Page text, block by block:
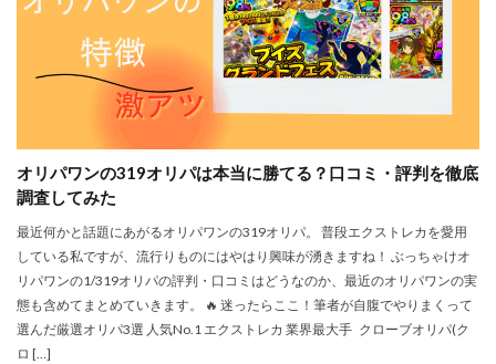
オリパワンの319オリパは本当に勝てる？口コミ・評判を徹底
調査してみた
最近何かと話題にあがるオリパワンの319オリパ。 普段エクストレカを愛用
している私ですが、流行りものにはやはり興味が湧きますね！ ぶっちゃけオ
リパワンの1/319オリパの評判・口コミはどうなのか、最近のオリパワンの実
態も含めてまとめていきます。 🔥 迷ったらここ！筆者が自腹でやりまくって
選んだ厳選オリパ3選 人気No.1 エクストレカ 業界最大手 クローブオリパ(ク
ロ […]